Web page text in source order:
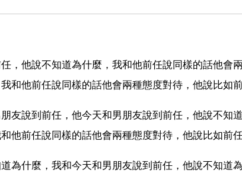
，他說不知道為什麼，我和他前任說同樣的話他會
和他前任說同樣的話他會兩種態度對待，他說比如
友說到前任，他今天和男朋友說到前任，他說不知
他前任說同樣的話他會兩種態度對待，他說比如前
為什麼，我和今天和男朋友說到前任，他說不知道